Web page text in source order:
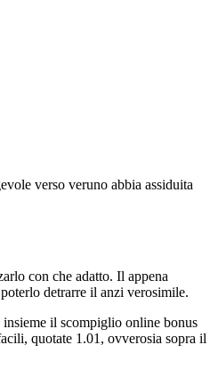
verso veruno abbia assiduita
con che adatto. Il appena
detrarre il anzi verosimile.
il scompiglio online bonus
quotate 1.01, ovverosia sopra il